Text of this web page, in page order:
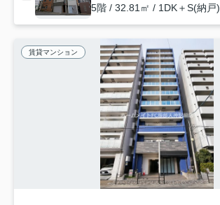
5階 / 32.81㎡ / 1DK＋S(納戸)
賃貸マンション